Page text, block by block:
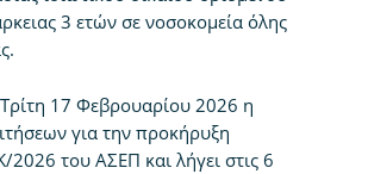
3 ετών σε νοσοκομεία όλης
Τρίτη 17 Φεβρουαρίου 2026 η
για την προκήρυξη
2026 του ΑΣΕΠ και λήγει στις 6